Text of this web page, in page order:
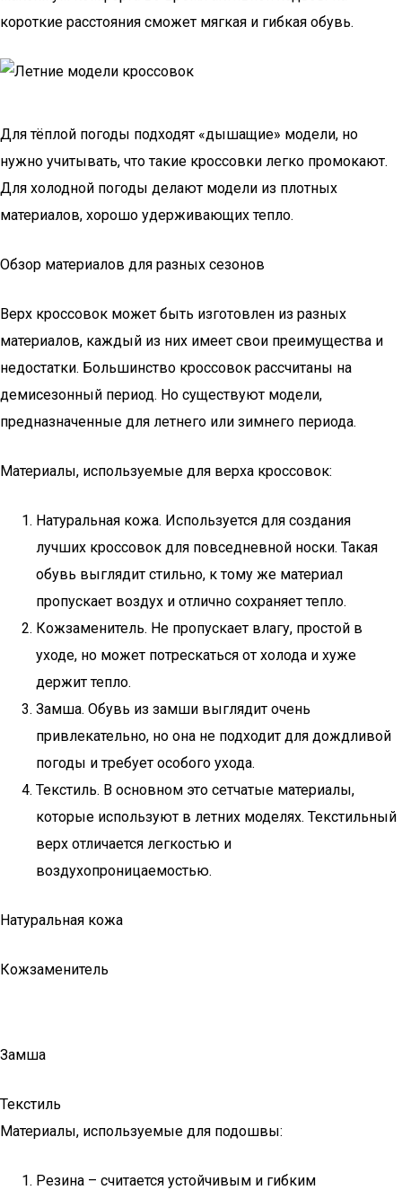
короткие расстояния сможет мягкая и гибкая обувь.
Для тёплой погоды подходят «дышащие» модели, но
нужно учитывать, что такие кроссовки легко промокают.
Для холодной погоды делают модели из плотных
материалов, хорошо удерживающих тепло.
Обзор материалов для разных сезонов
Верх кроссовок может быть изготовлен из разных
материалов, каждый из них имеет свои преимущества и
недостатки. Большинство кроссовок рассчитаны на
демисезонный период. Но существуют модели,
предназначенные для летнего или зимнего периода.
Материалы, используемые для верха кроссовок:
Натуральная кожа. Используется для создания
лучших кроссовок для повседневной носки. Такая
обувь выглядит стильно, к тому же материал
пропускает воздух и отлично сохраняет тепло.
Кожзаменитель. Не пропускает влагу, простой в
уходе, но может потрескаться от холода и хуже
держит тепло.
Замша. Обувь из замши выглядит очень
привлекательно, но она не подходит для дождливой
погоды и требует особого ухода.
Текстиль. В основном это сетчатые материалы,
которые используют в летних моделях. Текстильный
верх отличается легкостью и
воздухопроницаемостью.
Натуральная кожа
Кожзаменитель
Замша
Текстиль
Материалы, используемые для подошвы:
Резина – считается устойчивым и гибким